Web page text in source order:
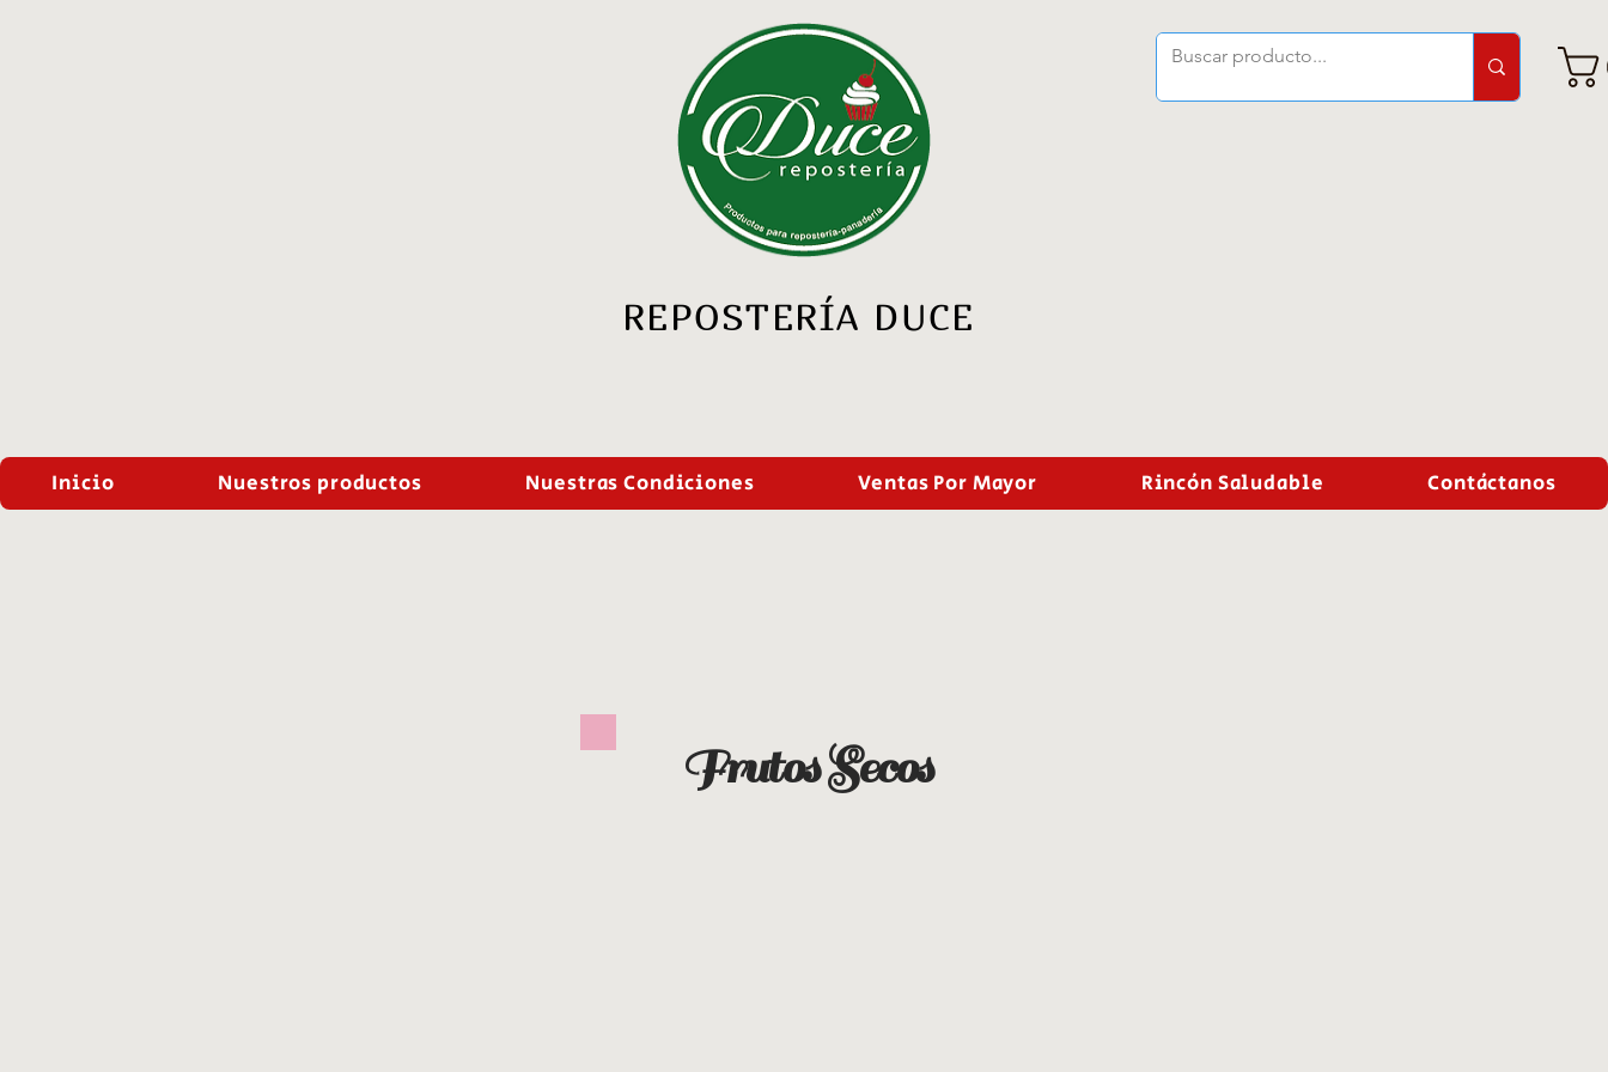
REPOSTERÍA DUCE
Inicio Nuestros productos Nuestras Condiciones Ventas Por Mayor Rincón Saludable Contáctanos
Frutos Secos